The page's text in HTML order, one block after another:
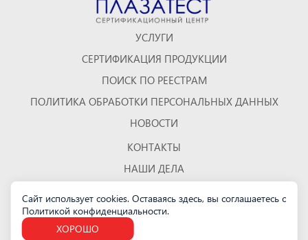
УСЛУГИ
СЕРТИФИКАЦИЯ ПРОДУКЦИИ
ПОИСК ПО РЕЕСТРАМ
ПОЛИТИКА ОБРАБОТКИ ПЕРСОНАЛЬНЫХ ДАННЫХ
НОВОСТИ
КОНТАКТЫ
НАШИ ДЕЛА
КАРТА САЙТА
Санкт-Петербург
Сайт использует cookies. Оставаясь здесь, вы соглашаетесь с
Политикой конфиденциальности.
ХОРОШО